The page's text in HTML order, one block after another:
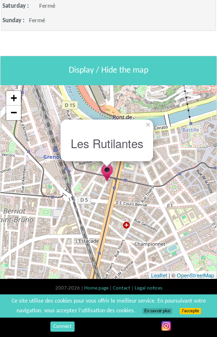
Saturday : Fermé
Sunday : Fermé
Display / Hide the map
Les Rutilantes
×
+
−
Leaflet| ©OpenStreetMap
2007-2026 | Home page Contact
Legal notices
Alcohol abuse is bad for your health, please consume in moderation | vinsnaturels |
v3.12
Connect
Ce site utilise des cookies pour vous offrir le meilleur service. En poursuivant votre
navigation, vous acceptez l’utilisation des cookies.
En savoir plus J’accepte